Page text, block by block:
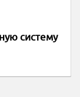
систему